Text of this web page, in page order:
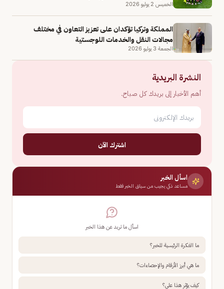
الخميس 2 يوليو 2026
المملكة وتركيا تؤكدان على تعزيز التعاون في مختلف
مجالات النقل والخدمات اللوجستية
الجمعة 3 يوليو 2026
النشرة البريدية
أهم الأخبار إلى بريدك كل صباح.
اشترك الآن
اسأل الخبر
مساعد ذكي يجيب من سياق الخبر فقط
اسأل ما تريد عن هذا الخبر
ما الفكرة الرئيسية للخبر؟
ما هي أبرز الأرقام والإحصاءات؟
كيف يؤثر هذا علي؟